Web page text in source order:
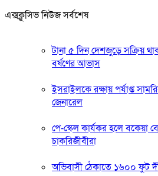
এক্সক্লুসিভ নিউজ সর্বশেষ
টানা ৫ দিন দেশজুড়ে সক্রিয়
বর্ষণের আভাস
ইসরাইলকে রক্ষায় পর্যাপ্ত
জেনারেল
পে-স্কেল কার্যকর হলে বকেয়া
চাকরিজীবীরা
অভিবাসী ঠেকাতে ১৬০০ ফুট